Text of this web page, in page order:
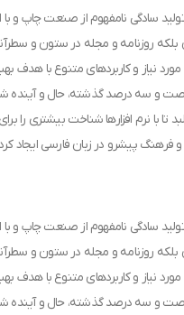
سادگی نامفهوم از صنعت چاپ و با
روزنامه و مجله در ستون و
نیاز و کاربردهای متنوع با هدف
و سه درصد گذشته، حال و آینده
با نرم افزارها شناخت بیشتری را برای
پیشرو در زبان فارسی ایجاد
سادگی نامفهوم از صنعت چاپ و با
روزنامه و مجله در ستون و
نیاز و کاربردهای متنوع با هدف
و سه درصد گذشته، حال و آینده